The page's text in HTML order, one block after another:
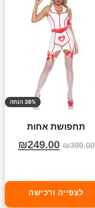
38% הנחה
תחפושת אחות
₪399.00
₪249.00
לצפייה ורכישה